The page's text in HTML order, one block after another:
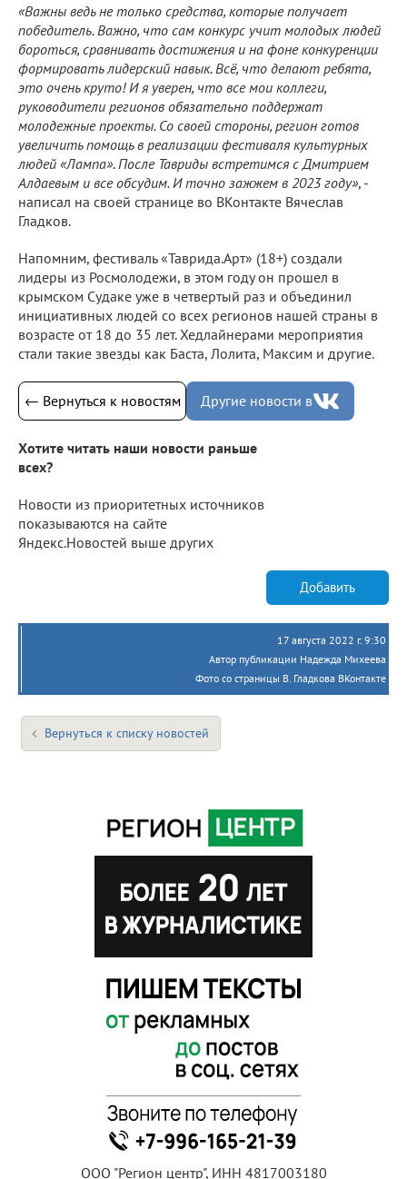
«Важны ведь не только средства, которые получает
победитель. Важно, что сам конкурс учит молодых людей
бороться, сравнивать достижения и на фоне конкуренции
формировать лидерский навык. Всё, что делают ребята,
это очень круто! И я уверен, что все мои коллеги,
руководители регионов обязательно поддержат
молодежные проекты. Со своей стороны, регион готов
увеличить помощь в реализации фестиваля культурных
людей «Лампа». После Тавриды встретимся с Дмитрием
Алдаевым и все обсудим. И точно зажжем в 2023 году», -
написал на своей странице во ВКонтакте Вячеслав
Гладков.
Напомним, фестиваль «Таврида.Арт» (18+) создали
лидеры из Росмолодежи, в этом году он прошел в
крымском Судаке уже в четвертый раз и объединил
инициативных людей со всех регионов нашей страны в
возрасте от 18 до 35 лет. Хедлайнерами мероприятия
стали такие звезды как Баста, Лолита, Максим и другие.
← Вернуться к новостям Другие новости в
Хотите читать наши новости раньше
всех?
Новости из приоритетных источников
показываются на сайте
Яндекс.Новостей выше других
Добавить
17 августа 2022 г. 9:30
Автор публикации Надежда Михеева
Фото со страницы В. Гладкова ВКонтакте
Вернуться к списку новостей
ООО "Регион центр", ИНН 4817003180